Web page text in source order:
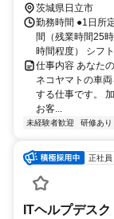
茨城県日立市
勤務時間 ●1日所
間（残業時間25
時間程度） シフ
仕事内容 あなた
ネコヤマトの車
する仕事です。
お客...
未経験者歓迎 研修あり
正社員
ITヘルプデス